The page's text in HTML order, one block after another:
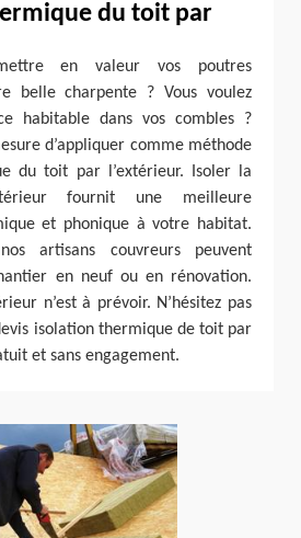
du toit par
en valeur vos poutres
belle charpente ? Vous voulez
habitable dans vos combles ?
d’appliquer comme méthode
du toit par l’extérieur. Isoler la
fournit une meilleure
et phonique à votre habitat.
artisans couvreurs peuvent
en neuf ou en rénovation.
n’est à prévoir. N’hésitez pas
isolation thermique de toit par
et sans engagement.